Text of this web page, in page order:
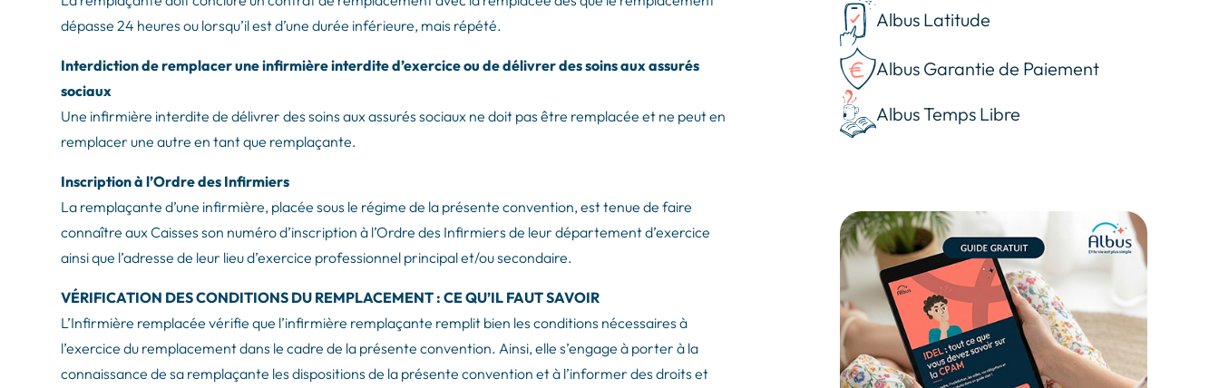
dépasse 24 heures ou lorsqu’il est d’une durée inférieure, mais répété.
Interdiction de remplacer une infirmière interdite d’exercice ou de délivrer des soins aux assurés
sociaux
Une infirmière interdite de délivrer des soins aux assurés sociaux ne doit pas être remplacée et ne peut en
remplacer une autre en tant que remplaçante.
Inscription à l’Ordre des Infirmiers
La remplaçante d’une infirmière, placée sous le régime de la présente convention, est tenue de faire
connaître aux Caisses son numéro d’inscription à l’Ordre des Infirmiers de leur département d’exercice
ainsi que l’adresse de leur lieu d’exercice professionnel principal et/ou secondaire.
VÉRIFICATION DES CONDITIONS DU REMPLACEMENT : CE QU’IL FAUT SAVOIR
L’Infirmière remplacée vérifie que l’infirmière remplaçante remplit bien les conditions nécessaires à
l’exercice du remplacement dans le cadre de la présente convention. Ainsi, elle s’engage à porter à la
connaissance de sa remplaçante les dispositions de la présente convention et à l’informer des droits et
Albus Latitude
Albus Garantie de Paiement
Albus Temps Libre